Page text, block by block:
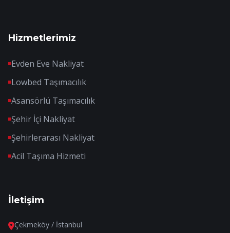
Hizmetlerimiz
Evden Eve Nakliyat
Lowbed Taşımacılık
Asansörlü Taşımacılık
Şehir İçi Nakliyat
Şehirlerarası Nakliyat
Acil Taşıma Hizmeti
İletişim
Çekmeköy / İstanbul